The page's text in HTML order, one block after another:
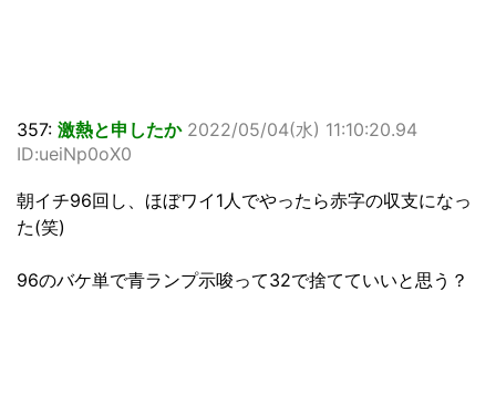
357: 激熱と申したか 2022/05/04(水) 11:10:20.94
ID:ueiNp0oX0
朝イチ96回し、ほぼワイ1人でやったら赤字の収支になっ
た(笑)
96のバケ単で青ランプ示唆って32で捨てていいと思う？